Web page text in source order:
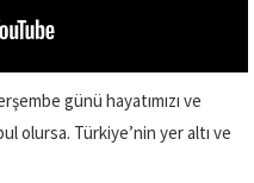
günü hayatımızı ve
olursa. Türkiye’nin yer altı ve